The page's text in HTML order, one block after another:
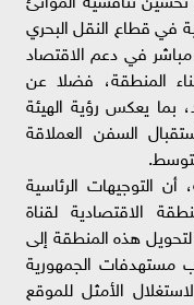
في قطاع النقل البحري
في دعم الاقتصاد
المنطقة، فضلا عن
بما يعكس رؤية الهيئة
السفن العملاقة
التوجيهات الرئاسية
الاقتصادية لقناة
هذه المنطقة إلى
مستهدفات الجمهورية
الأمثل للموقع